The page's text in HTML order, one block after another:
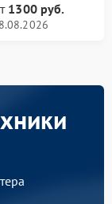
1300 руб.